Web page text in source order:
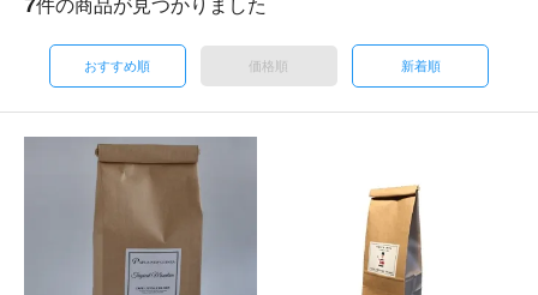
件の商品が見つかりました
おすすめ順 価格順 新着順